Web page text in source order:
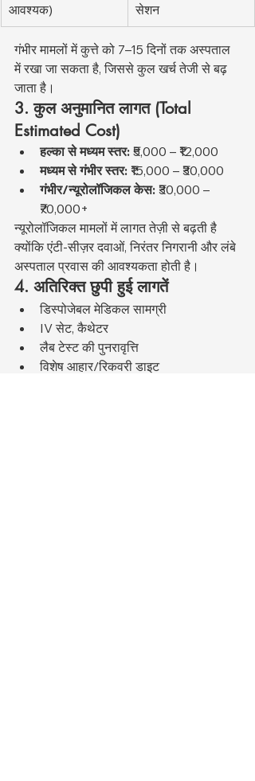
आवश्यक)
सेशन
गंभीर मामलों में कुत्ते को 7–15 दिनों तक अस्पताल
में रखा जा सकता है, जिससे कुल खर्च तेजी से बढ़
जाता है।
3. कुल अनुमानित लागत (Total
Estimated Cost)
हल्का से मध्यम स्तर: ₹5,000 – ₹12,000
मध्यम से गंभीर स्तर: ₹15,000 – ₹30,000
गंभीर/न्यूरोलॉजिकल केस: ₹30,000 –
₹70,000+
न्यूरोलॉजिकल मामलों में लागत तेज़ी से बढ़ती है
क्योंकि एंटी-सीज़र दवाओं, निरंतर निगरानी और लंबे
अस्पताल प्रवास की आवश्यकता होती है।
4. अतिरिक्त छुपी हुई लागतें
डिस्पोजेबल मेडिकल सामग्री
IV सेट, कैथेटर
लैब टेस्ट की पुनरावृत्ति
विशेष आहार/रिकवरी डाइट